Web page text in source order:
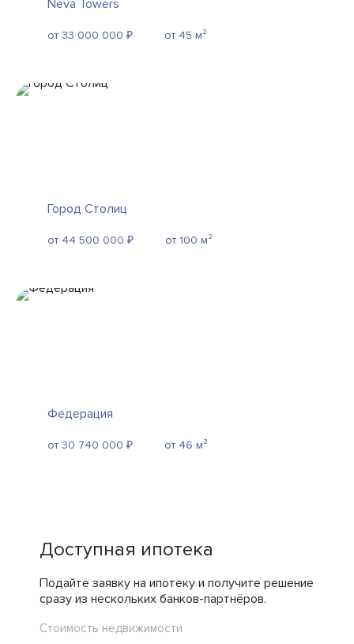
Neva Towers
от 33 000 000 ₽ от 45 м²
Город Столиц
от 44 500 000 ₽ от 100 м²
Федерация
от 30 740 000 ₽ от 46 м²
Доступная ипотека
Подайте заявку на ипотеку и получите решение
сразу из нескольких банков-партнёров.
Стоимость недвижимости